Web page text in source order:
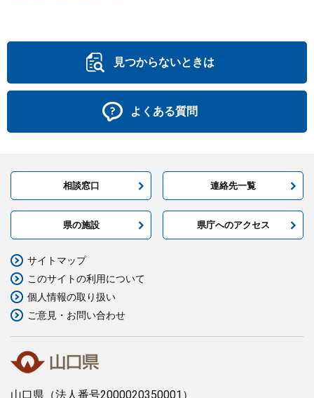
見つからないときは
よくある質問
相談窓口 連絡先一覧
県の施設 県庁へのアクセス
山口県 （法人番号2000020350001）
サイトマップ
このサイトの利用について
個人情報の取り扱い
ご意見・お問い合わせ